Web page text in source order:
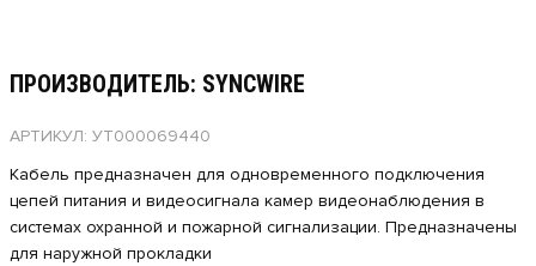
ПРОИЗВОДИТЕЛЬ: SYNCWIRE
АРТИКУЛ: УТ000069440
Кабель предназначен для одновременного подключения
цепей питания и видеосигнала камер видеонаблюдения в
системах охранной и пожарной сигнализации. Предназначены
для наружной прокладки